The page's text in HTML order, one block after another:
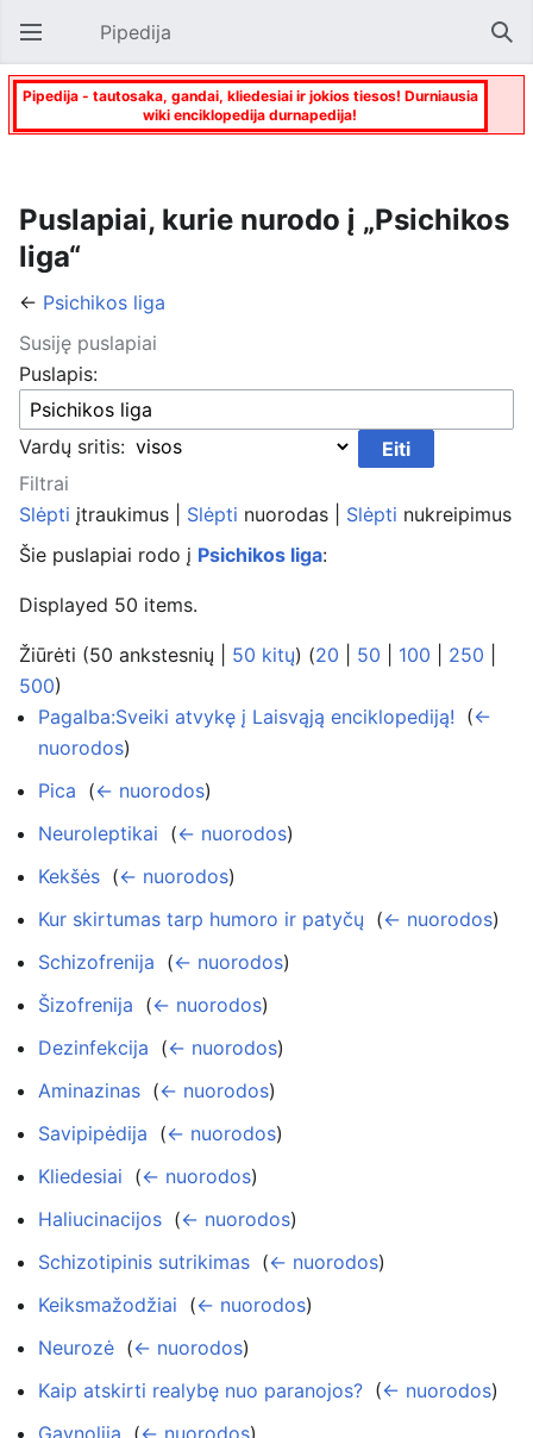
Atverti pagrindinį meniu Pipedija
Pipedija - tautosaka, gandai, kliedesiai ir jokios tiesos! Durniausia
wiki enciklopedija durnapedija!
Puslapiai, kurie nurodo į „Psichikos
liga“
← Psichikos liga
Susiję puslapiai
Puslapis:
Vardų sritis:
Filtrai
Slėpti įtraukimus | Slėpti nuorodas | Slėpti nukreipimus
Šie puslapiai rodo į Psichikos liga:
Displayed 50 items.
Žiūrėti (50 ankstesnių | 50 kitų) (20 50 100 250
500)
Pagalba:Sveiki atvykę į Laisvąją enciklopediją! (←
nuorodos)
Pica (← nuorodos)
Neuroleptikai (← nuorodos)
Kekšės (← nuorodos)
Kur skirtumas tarp humoro ir patyčų (← nuorodos)
Schizofrenija (← nuorodos)
Šizofrenija (← nuorodos)
Dezinfekcija (← nuorodos)
Aminazinas (← nuorodos)
Savipipėdija (← nuorodos)
Kliedesiai (← nuorodos)
Haliucinacijos (← nuorodos)
Schizotipinis sutrikimas (← nuorodos)
Keiksmažodžiai (← nuorodos)
Neurozė (← nuorodos)
Kaip atskirti realybę nuo paranojos? (← nuorodos)
Gavnolija (← nuorodos)